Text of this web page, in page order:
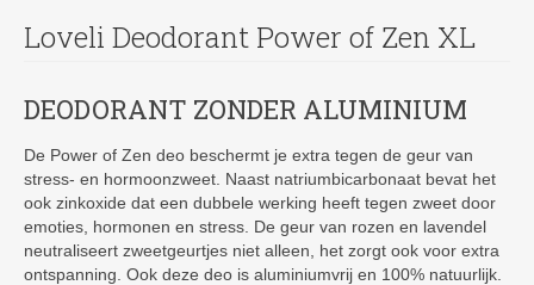
Loveli Deodorant Power of Zen XL
DEODORANT ZONDER ALUMINIUM
De Power of Zen deo beschermt je extra tegen de geur van
stress- en hormoonzweet. Naast natriumbicarbonaat bevat het
ook zinkoxide dat een dubbele werking heeft tegen zweet door
emoties, hormonen en stress. De geur van rozen en lavendel
neutraliseert zweetgeurtjes niet alleen, het zorgt ook voor extra
ontspanning. Ook deze deo is aluminiumvrij en 100% natuurlijk.